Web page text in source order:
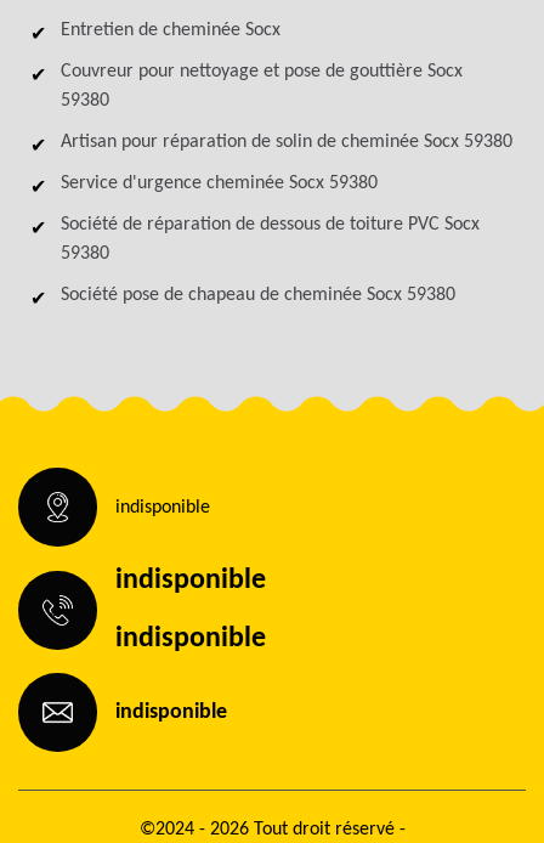
Entretien de cheminée Socx
Couvreur pour nettoyage et pose de gouttière Socx
59380
Artisan pour réparation de solin de cheminée Socx 59380
Service d'urgence cheminée Socx 59380
Société de réparation de dessous de toiture PVC Socx
59380
Société pose de chapeau de cheminée Socx 59380
indisponible
indisponible
indisponible
indisponible
©2024 - 2026 Tout droit réservé -